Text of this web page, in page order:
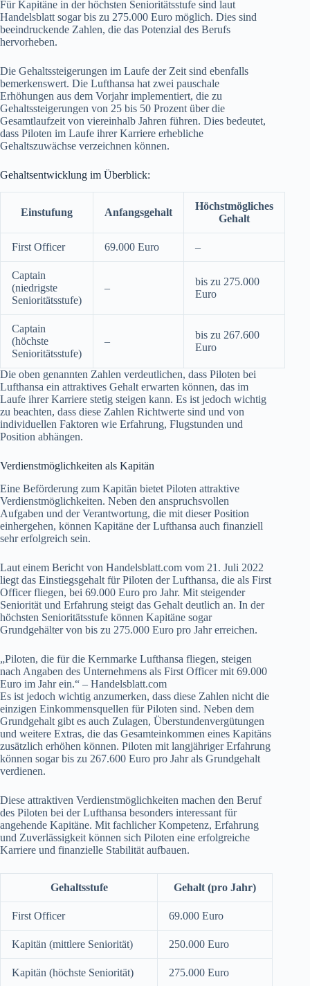
Für Kapitäne in der höchsten Senioritätsstufe sind laut
Handelsblatt sogar bis zu 275.000 Euro möglich. Dies sind
beeindruckende Zahlen, die das Potenzial des Berufs
hervorheben.
Die Gehaltssteigerungen im Laufe der Zeit sind ebenfalls
bemerkenswert. Die Lufthansa hat zwei pauschale
Erhöhungen aus dem Vorjahr implementiert, die zu
Gehaltssteigerungen von 25 bis 50 Prozent über die
Gesamtlaufzeit von viereinhalb Jahren führen. Dies bedeutet,
dass Piloten im Laufe ihrer Karriere erhebliche
Gehaltszuwächse verzeichnen können.
Gehaltsentwicklung im Überblick:
Einstufung Anfangsgehalt
Höchstmögliches
Gehalt
First Officer 69.000 Euro –
Captain
(niedrigste
Senioritätsstufe)
–
bis zu 275.000
Euro
Captain
(höchste
Senioritätsstufe)
–
bis zu 267.600
Euro
Die oben genannten Zahlen verdeutlichen, dass Piloten bei
Lufthansa ein attraktives Gehalt erwarten können, das im
Laufe ihrer Karriere stetig steigen kann. Es ist jedoch wichtig
zu beachten, dass diese Zahlen Richtwerte sind und von
individuellen Faktoren wie Erfahrung, Flugstunden und
Position abhängen.
Verdienstmöglichkeiten als Kapitän
Eine Beförderung zum Kapitän bietet Piloten attraktive
Verdienstmöglichkeiten. Neben den anspruchsvollen
Aufgaben und der Verantwortung, die mit dieser Position
einhergehen, können Kapitäne der Lufthansa auch finanziell
sehr erfolgreich sein.
Laut einem Bericht von Handelsblatt.com vom 21. Juli 2022
liegt das Einstiegsgehalt für Piloten der Lufthansa, die als First
Officer fliegen, bei 69.000 Euro pro Jahr. Mit steigender
Seniorität und Erfahrung steigt das Gehalt deutlich an. In der
höchsten Senioritätsstufe können Kapitäne sogar
Grundgehälter von bis zu 275.000 Euro pro Jahr erreichen.
„Piloten, die für die Kernmarke Lufthansa fliegen, steigen
nach Angaben des Unternehmens als First Officer mit 69.000
Euro im Jahr ein.“ – Handelsblatt.com
Es ist jedoch wichtig anzumerken, dass diese Zahlen nicht die
einzigen Einkommensquellen für Piloten sind. Neben dem
Grundgehalt gibt es auch Zulagen, Überstundenvergütungen
und weitere Extras, die das Gesamteinkommen eines Kapitäns
zusätzlich erhöhen können. Piloten mit langjähriger Erfahrung
können sogar bis zu 267.600 Euro pro Jahr als Grundgehalt
verdienen.
Diese attraktiven Verdienstmöglichkeiten machen den Beruf
des Piloten bei der Lufthansa besonders interessant für
angehende Kapitäne. Mit fachlicher Kompetenz, Erfahrung
und Zuverlässigkeit können sich Piloten eine erfolgreiche
Karriere und finanzielle Stabilität aufbauen.
Gehaltsstufe Gehalt (pro Jahr)
First Officer 69.000 Euro
Kapitän (mittlere Seniorität) 250.000 Euro
Kapitän (höchste Seniorität)
275.000 Euro